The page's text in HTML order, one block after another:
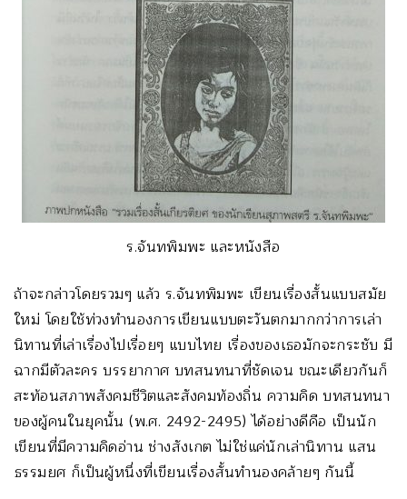
ร.จันทพิมพะ และหนังสือ
ถ้าจะกล่าวโดยรวมๆ แล้ว ร.จันทพิมพะ เขียนเรื่องสั้นแบบสมัย
ใหม่ โดยใช้ท่วงทำนองการเขียนแบบตะวันตกมากกว่าการเล่า
นิทานที่เล่าเรื่องไปเรื่อยๆ แบบไทย เรื่องของเธอมักจะกระชับ มี
ฉากมีตัวละคร บรรยากาศ บทสนทนาที่ชัดเจน ขณะเดียวกันก็
สะท้อนสภาพสังคมชีวิตและสังคมท้องถิ่น ความคิด บทสนทนา
ของผู้คนในยุคนั้น (พ.ศ. 2492-2495) ได้อย่างดีคือ เป็นนัก
เขียนที่มีความคิดอ่าน ช่างสังเกต ไม่ใช่แค่นักเล่านิทาน แสน
ธรรมยศ ก็เป็นผู้หนึ่งที่เขียนเรื่องสั้นทำนองคล้ายๆ กันนี้